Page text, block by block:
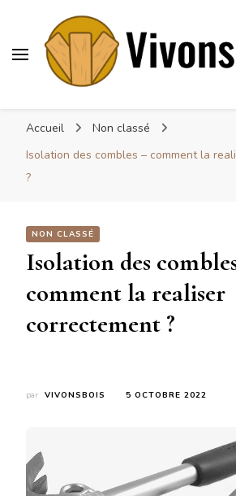
Accueil
Non classé
Isolation des combles – comment la
?
NON CLASSÉ
Isolation des
comment la realiser
correctement ?
par VIVONSBOIS 5 OCTOBRE 2022